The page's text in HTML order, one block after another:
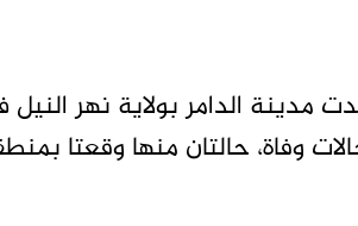
مدينة الدامر بولاية نهر
وفاة، حالتان منها وقعتا